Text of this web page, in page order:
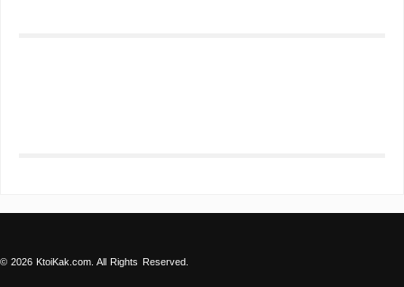
© 2026 KtoiKak.com. All Rights Reserved.